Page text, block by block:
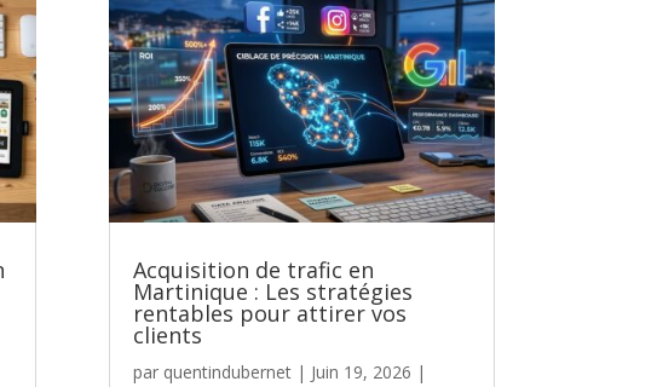
Acquisition de trafic en
Martinique : Les stratégies
rentables pour attirer vos
clients
par quentindubernet| Juin 19, 2026 |